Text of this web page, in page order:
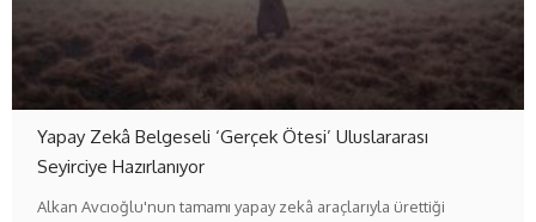
Yapay Zekâ Belgeseli ‘Gerçek Ötesi’ Uluslararası
Seyirciye Hazırlanıyor
Alkan Avcıoğlu'nun tamamı yapay zekâ araçlarıyla ürettiği